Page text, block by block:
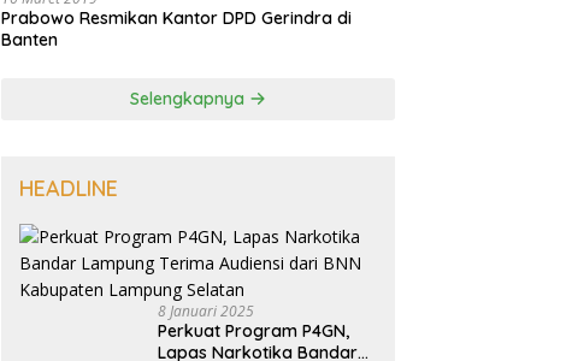
Prabowo Resmikan Kantor DPD Gerindra di
Banten
Selengkapnya
HEADLINE
8 Januari 2025
Perkuat Program P4GN,
Lapas Narkotika Bandar